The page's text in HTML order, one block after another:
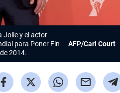
Jolie y el actor
para Poner Fin
2014.
AFP/Carl Court